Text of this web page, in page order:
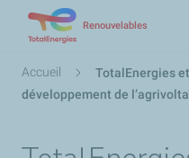
Renouvelables
Fil
d'Ariane
Accueil
TotalEnergies
développement de